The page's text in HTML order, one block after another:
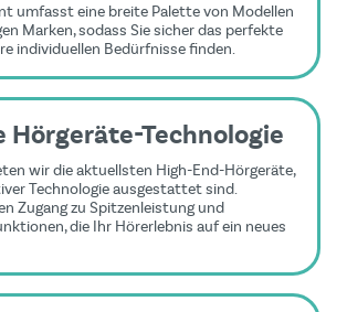
umfasst eine breite Palette von Modellen
Marken, sodass Sie sicher das perfekte
individuellen Bedürfnisse finden.
Hörgeräte-Technologie
wir die aktuellsten High-End-Hörgeräte,
Technologie ausgestattet sind.
Zugang zu Spitzenleistung und
die Ihr Hörerlebnis auf ein neues